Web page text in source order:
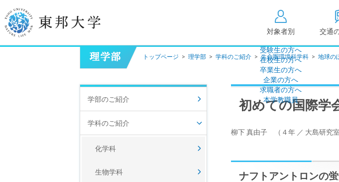
対象者別
受験生の方へ
在校生の方へ
卒業生の方へ
企業の方へ
求職者の方へ
本学教職員
交通
学長挨拶
建学の精神/教育の理念
校歌
東邦大学学則・
（教学に関する方針）
学生数
大学
情報
点検
キャ
個人
トップページ > 理学部 > 学科のご紹介 >生命圏環境科学科 > 地球の
初めての国際学
柳下 真由子 （４年 ／ 大島研究室
ナフトアントロンの
学部のご紹介
学科のご紹介
化学科
生物学科